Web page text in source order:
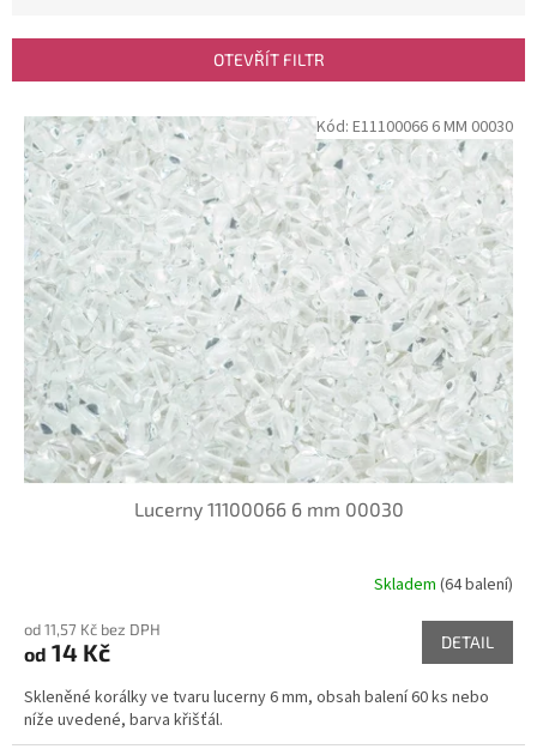
r
OTEVŘÍT FILTR
V
p
Lucerny 11100066 6 mm 00030
Skladem (64 balení)
od 11,57 Kč bez DPH
od 14 Kč DETAIL
Skleněné korálky ve tvaru lucerny 6 mm, obsah balení 60 ks nebo
níže uvedené, barva křišťál.
Kód: E11100066 6 MM 00030